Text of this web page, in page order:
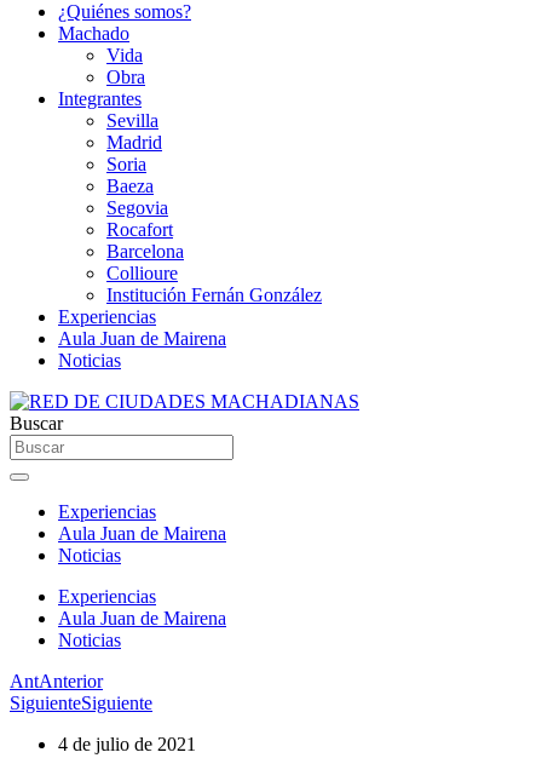
¿Quiénes somos?
Machado
Vida
Obra
Integrantes
Sevilla
Madrid
Soria
Baeza
Segovia
Rocafort
Barcelona
Collioure
Institución Fernán González
Experiencias
Aula Juan de Mairena
Noticias
Buscar
Experiencias
Aula Juan de Mairena
Noticias
Experiencias
Aula Juan de Mairena
Noticias
AntAnterior
SiguienteSiguiente
4 de julio de 2021